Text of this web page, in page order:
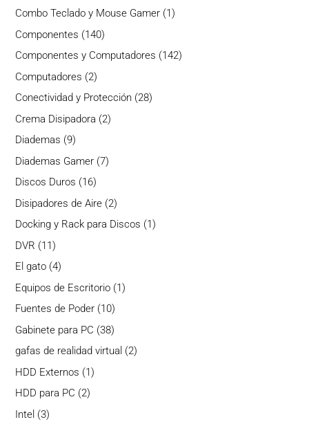
productos
Combo Teclado y Mouse Gamer 1 1
Componentes 140140
productos
Componentes y Computadores 142142
Computadores 22
productos
Conectividad y Protección 2828
Crema Disipadora 22
Diademas 99
productos
Diademas Gamer 77
Discos Duros 1616
productos
Disipadores de Aire 22
productos
Docking y Rack para Discos 1 1
DVR 1111
productos
El gato 44
productos
Equipos de Escritorio 11
Fuentes de Poder 1010
productos
Gabinete para PC 3838
productos
gafas de realidad virtual 22
HDD Externos 11
HDD para PC 22
Intel 33